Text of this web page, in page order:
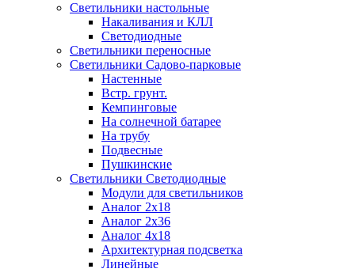
Светильники настольные
Накаливания и КЛЛ
Светодиодные
Светильники переносные
Светильники Садово-парковые
Настенные
Встр. грунт.
Кемпинговые
На солнечной батарее
На трубу
Подвесные
Пушкинские
Светильники Светодиодные
Модули для светильников
Аналог 2х18
Аналог 2х36
Аналог 4х18
Архитектурная подсветка
Линейные